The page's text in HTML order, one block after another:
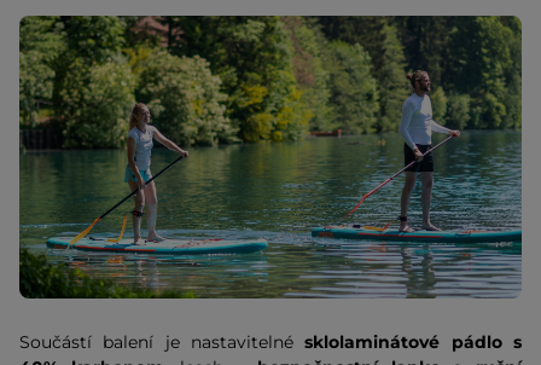
Součástí balení je nastavitelnésklolaminátové pádlo s